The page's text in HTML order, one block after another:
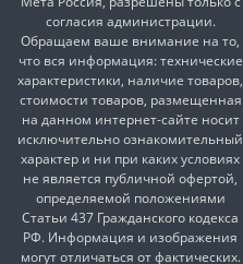
согласия администрации.
Обращаем ваше внимание на то,
что вся информация: технические
характеристики, наличие товаров,
стоимости товаров, размещенная
на данном интернет-сайте носит
исключительно ознакомительный
характер и ни при каких условиях
не является публичной офертой,
определяемой положениями
Статьи 437 Гражданского кодекса
РФ. Информация и изображения
могут отличаться от фактических.